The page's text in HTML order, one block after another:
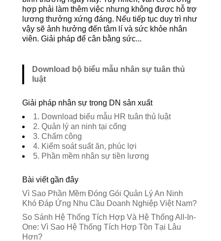
hợp phải làm thêm việc nhưng không được hỗ trợ
lương thưởng xứng đáng. Nếu tiếp tục duy trì như
vậy sẽ ảnh hưởng đến tâm lí và sức khỏe nhân
viên. Giải pháp để cân bằng sức...
Download bộ biểu mẫu nhân sự tuân thủ
luật
Giải pháp nhân sự trong DN sản xuất
1. Download biểu mẫu HR tuân thủ luật
2. Quản lý an ninh tại cổng
3. Chấm công
4. Kiểm soát suất ăn, phúc lợi
5. Phần mềm nhân sự tiền lương
Bài viết gần đây
Vì Sao Phần Mềm Đóng Gói Quản Lý An Ninh
Khó Đáp Ứng Nhu Cầu Doanh Nghiệp Việt Nam?
So Sánh Hệ Thống Tích Hợp Và Hệ Thống All-In-
One: Vì Sao Hệ Thống Tích Hợp Tồn Tại Lâu
Hơn?